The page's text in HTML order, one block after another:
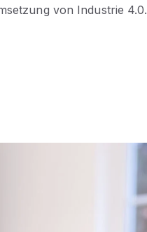
von Industrie 4.0.